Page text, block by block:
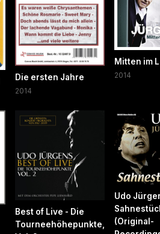
Die ersten Jahre
2014
Mitten im
2014
Best of Live - Die
Tourneehöhepunkte,
Udo
(Original-